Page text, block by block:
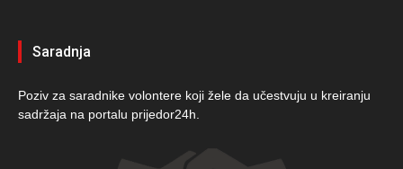
Saradnja
Poziv za saradnike volontere koji žele da učestvuju u kreiranju
sadržaja na portalu prijedor24h.